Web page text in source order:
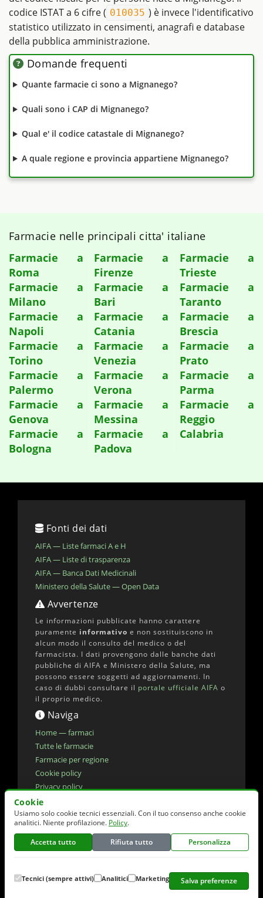
codice ISTAT a 6 cifre ( 010035 ) è invece l'identificativo
statistico utilizzato in censimenti, anagrafi e database
della pubblica amministrazione.
Domande frequenti
Quante farmacie ci sono a Mignanego?
Quali sono i CAP di Mignanego?
Qual e' il codice catastale di Mignanego?
A quale regione e provincia appartiene Mignanego?
Farmacie nelle principali citta' italiane
Farmacie a
Roma
Farmacie a
Milano
Farmacie a
Napoli
Farmacie a
Torino
Farmacie a
Palermo
Farmacie a
Genova
Farmacie a
Bologna
Farmacie a
Firenze
Farmacie a
Bari
Farmacie a
Catania
Farmacie a
Venezia
Farmacie a
Verona
Farmacie a
Messina
Farmacie a
Padova
Farmacie a
Trieste
Farmacie a
Taranto
Farmacie a
Brescia
Farmacie a
Prato
Farmacie a
Parma
Farmacie a
Reggio
Calabria
Fonti dei dati
AIFA — Liste farmaci A e H
AIFA — Liste di trasparenza
AIFA — Banca Dati Medicinali
Ministero della Salute — Open Data
Avvertenze
Le informazioni pubblicate hanno carattere
puramente informativo e non sostituiscono in
alcun modo il consulto del medico o del
farmacista. I dati provengono dalle banche dati
pubbliche di AIFA e Ministero della Salute, ma
possono essere soggetti ad aggiornamenti. In
caso di dubbi consultare il portale ufficiale AIFA o
il proprio medico.
Naviga
Home — farmaci
Tutte le farmacie
Farmacie per regione
Cookie policy
Privacy policy
Dichiarazione di accessibilita'
Preferenze cookie
© 2026 elencofarmaci.it | Dati farmaci:AIFA
Salute(CC-BY 4.0)
Cookie
Usiamo solo cookie tecnici essenziali. Con il tuo consenso anche cookie
analitici. Niente profilazione. Policy.
Accetta tutto
Rifiuta tutto Personalizza
Tecnici (sempre attivi) Analitici Marketing Salva preferenze